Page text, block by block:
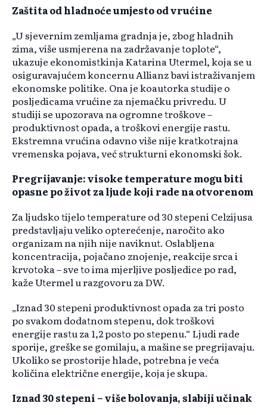
Zaštita od hladnoće umjesto od vrućine
„U sjevernim zemljama gradnja je, zbog hladnih
zima, više usmjerena na zadržavanje toplote“,
ukazuje ekonomistkinja Katarina Utermel, koja se u
osiguravajućem koncernu Allianz bavi istraživanjem
ekonomske politike. Ona je koautorka studije o
posljedicama vrućine za njemačku privredu. U
studiji se upozorava na ogromne troškove –
produktivnost opada, a troškovi energije rastu.
Ekstremna vrućina odavno više nije kratkotrajna
vremenska pojava, već strukturni ekonomski šok.
Pregrijavanje: visoke temperature mogu biti
opasne po život za ljude koji rade na otvorenom
Za ljudsko tijelo temperature od 30 stepeni Celzijusa
predstavljaju veliko opterećenje, naročito ako
organizam na njih nije naviknut. Oslabljena
koncentracija, pojačano znojenje, reakcije srca i
krvotoka – sve to ima mjerljive posljedice po rad,
kaže Utermel u razgovoru za DW.
„Iznad 30 stepeni produktivnost opada za tri posto
po svakom dodatnom stepenu, dok troškovi
energije rastu za 1,2 posto po stepenu.“ Ljudi rade
sporije, greške se gomilaju, a mašine se pregrijavaju.
Ukoliko se prostorije hlade, potrebna je veća
količina električne energije, koja je skupa.
Iznad 30 stepeni – više bolovanja, slabiji učinak